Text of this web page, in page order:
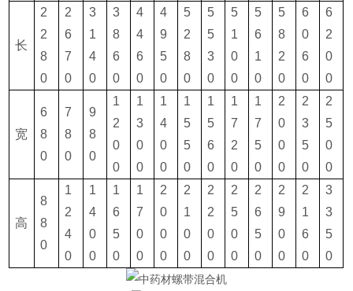
长
2
2
8
0
2
6
7
0
3
1
4
0
3
8
6
0
4
4
6
0
4
9
5
0
5
2
8
0
5
5
3
0
5
1
0
0
5
6
1
0
5
8
2
0
6
0
6
0
6
2
0
0
宽
6
8
0
7
8
0
9
8
0
1
2
0
0
1
3
0
0
1
4
0
0
1
5
5
0
1
5
6
0
1
7
2
0
1
7
5
0
2
0
0
0
2
3
5
0
2
5
0
0
高
8
8
0
1
2
4
0
1
4
0
0
1
6
5
0
1
7
0
0
2
0
0
0
2
1
0
0
2
2
0
0
2
5
0
0
2
6
5
0
2
9
0
0
2
1
6
0
3
3
5
0